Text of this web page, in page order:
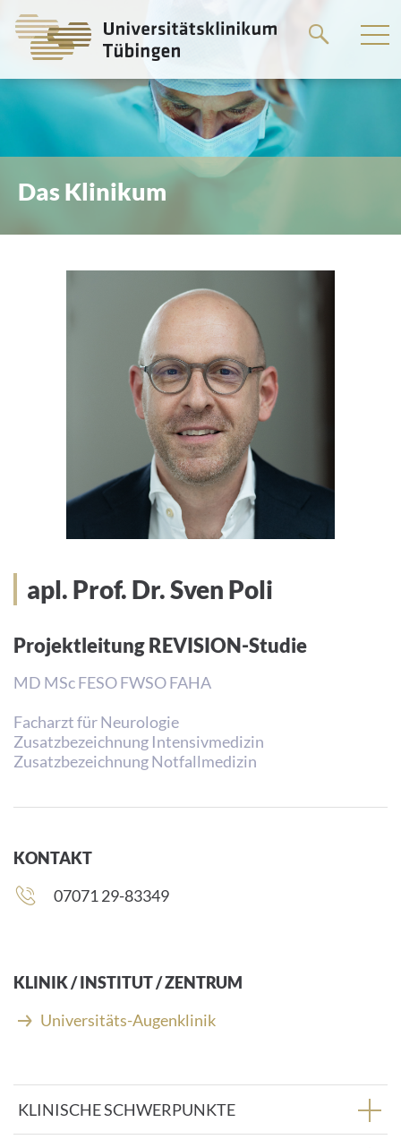
zum
Das Klinikum
apl. Prof. Dr. Sven Poli
Projektleitung REVISION-Studie
MD MSc FESO FWSO FAHA
Facharzt für Neurologie
Zusatzbezeichnung Intensivmedizin
Zusatzbezeichnung Notfallmedizin
KONTAKT
Telefonnummer:
07071 29-83349
KLINIK / INSTITUT / ZENTRUM
Universitäts-Augenklinik
KLINISCHE SCHWERPUNKTE